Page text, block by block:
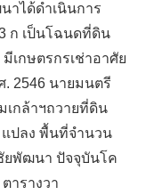
าได้ดำเนินการ
ก เป็นโฉนดที่ดิน
เกษตรกรเช่าอาศัย
. 2546 นายมนตรี
กล้าฯถวายที่ดิน
แปลง พื้นที่จำนวน
ยพัฒนา ปัจจุบันโค
ารางวา